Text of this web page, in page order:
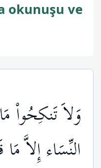
okunuşu ve
وَلاَ تَنكِحُواْ
النِّسَاء إِلاَّ